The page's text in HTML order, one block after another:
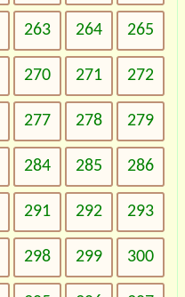
263 264 265
270 271 272
277 278 279
284 285 286
291 292 293
298 299 300